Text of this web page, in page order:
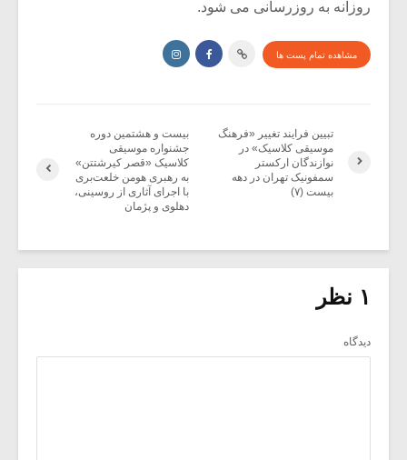
روزانه به روزرسانی می شود.
مشاهده تمام پست ها
بیست و هشتمین دوره
جشنواره موسیقی
کلاسیک «قصر کیرشتتن»
به رهبری هومن خلعت‌بری
با اجرای آثاری از روسینی،
دهلوی و پژمان
تبیین فرایند تغییر «فرهنگ
موسیقی کلاسیک» در
نوازندگان ارکستر
سمفونیک تهران در دهه
بیست (۷)
۱ نظر
دیدگاه